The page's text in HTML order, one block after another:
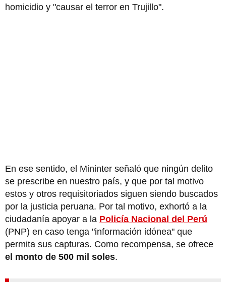
homicidio y "causar el terror en Trujillo".
En ese sentido, el Mininter señaló que ningún delito
se prescribe en nuestro país, y que por tal motivo
estos y otros requisitoriados siguen siendo buscados
por la justicia peruana. Por tal motivo, exhortó a la
ciudadanía apoyar a la Policía Nacional del Perú
(PNP) en caso tenga "información idónea" que
permita sus capturas. Como recompensa, se ofrece
el monto de 500 mil soles.